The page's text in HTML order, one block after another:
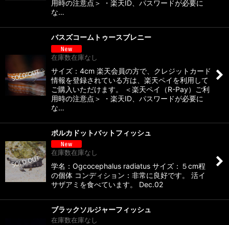
用時の注意点＞ ・楽天ID、パスワードが必要に
な…
バスズコームトゥースブレニー
在庫数在庫なし
サイズ：4cm 楽天会員の方で、クレジットカード
情報を登録されている方は、楽天ペイを利用して
ご購入いただけます。 ＜楽天ペイ（R-Pay）ご利
用時の注意点＞ ・楽天ID、パスワードが必要に
な…
ポルカドットバットフィッシュ
在庫数在庫なし
学名：Ogcocephalus radiatus サイズ：５cm程
の個体 コンディション：非常に良好です。 活イ
サザアミを食べています。 Dec.02
ブラックソルジャーフィッシュ
在庫数在庫なし